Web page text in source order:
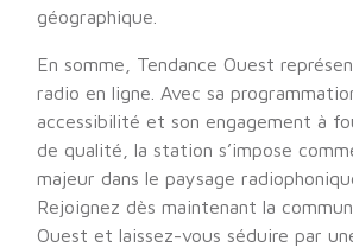
géographique.
En somme, Tendance Ouest
radio en ligne. Avec sa
accessibilité et son engagement à
de qualité, la station s’impose
majeur dans le paysage
Rejoignez dès maintenant la
Ouest et laissez-vous séduire par